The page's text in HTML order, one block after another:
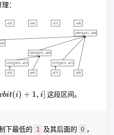
：
bit(i) + 1, i 这段区间。
下最低的 1 及其后面的 0 ，